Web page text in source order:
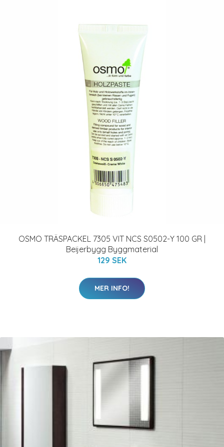
OSMO TRÄSPACKEL 7305 VIT NCS S0502-Y 100 GR |
Beijerbygg Byggmaterial
129 SEK
MER INFO!